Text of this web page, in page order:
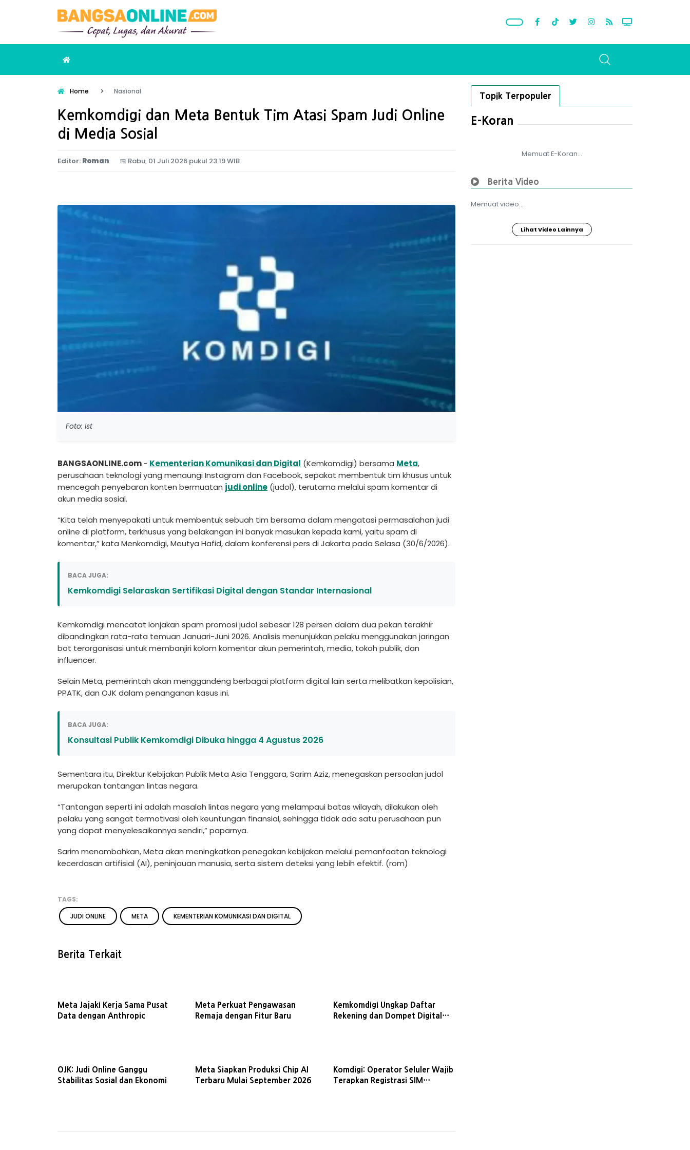
Home Nasional
Kemkomdigi dan Meta Bentuk Tim Atasi Spam Judi Online
di Media Sosial
Editor: Roman 📅 Rabu, 01 Juli 2026 pukul 23:19 WIB
Foto: Ist
BANGSAONLINE.com- Kementerian Komunikasi dan Digital (Kemkomdigi) bersama Meta,
perusahaan teknologi yang menaungi Instagram dan Facebook, sepakat membentuk tim khusus untuk
mencegah penyebaran konten bermuatan judi online (judol), terutama melalui spam komentar di
akun media sosial.
“Kita telah menyepakati untuk membentuk sebuah tim bersama dalam mengatasi permasalahan judi
online di platform, terkhusus yang belakangan ini banyak masukan kepada kami, yaitu spam di
komentar,” kata Menkomdigi, Meutya Hafid, dalam konferensi pers di Jakarta pada Selasa (30/6/2026).
BACA JUGA:
Kemkomdigi Selaraskan Sertifikasi Digital dengan Standar Internasional
Kemkomdigi mencatat lonjakan spam promosi judol sebesar 128 persen dalam dua pekan terakhir
dibandingkan rata-rata temuan Januari-Juni 2026. Analisis menunjukkan pelaku menggunakan jaringan
bot terorganisasi untuk membanjiri kolom komentar akun pemerintah, media, tokoh publik, dan
influencer.
Selain Meta, pemerintah akan menggandeng berbagai platform digital lain serta melibatkan kepolisian,
PPATK, dan OJK dalam penanganan kasus ini.
BACA JUGA:
Konsultasi Publik Kemkomdigi Dibuka hingga 4 Agustus 2026
Sementara itu, Direktur Kebijakan Publik Meta Asia Tenggara, Sarim Aziz, menegaskan persoalan judol
merupakan tantangan lintas negara.
“Tantangan seperti ini adalah masalah lintas negara yang melampaui batas wilayah, dilakukan oleh
pelaku yang sangat termotivasi oleh keuntungan finansial, sehingga tidak ada satu perusahaan pun
yang dapat menyelesaikannya sendiri,” paparnya.
Sarim menambahkan, Meta akan meningkatkan penegakan kebijakan melalui pemanfaatan teknologi
kecerdasan artifisial (AI), peninjauan manusia, serta sistem deteksi yang lebih efektif. (rom)
TAGS:
JUDI ONLINE
META KEMENTERIAN KOMUNIKASI DAN DIGITAL
Berita Terkait
Meta Jajaki Kerja Sama Pusat
Data dengan Anthropic
Meta Perkuat Pengawasan
Remaja dengan Fitur Baru
Kemkomdigi Ungkap Daftar
Rekening dan Dompet Digital
OJK: Judi Online Ganggu
Stabilitas Sosial dan Ekonomi
Meta Siapkan Produksi Chip AI
Terbaru Mulai September 2026
Komdigi: Operator Seluler Wajib
Terapkan Registrasi SIM
Topik Terpopuler
E-Koran
Memuat E-Koran...
Berita Video
Memuat video...
Lihat Video Lainnya